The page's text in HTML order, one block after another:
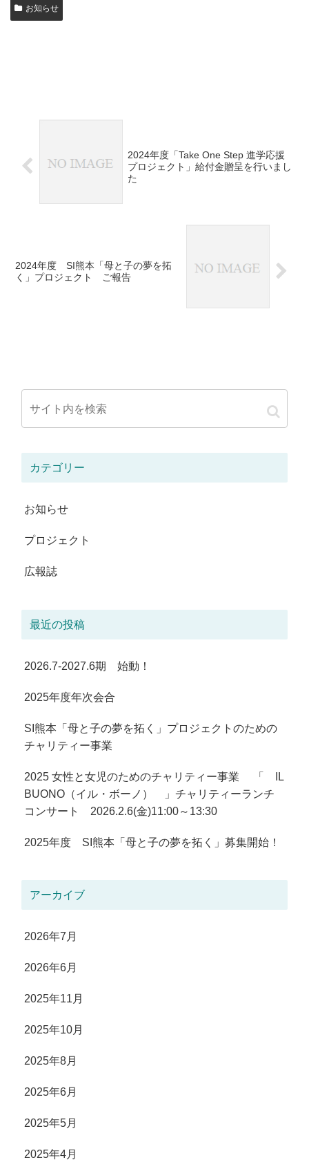
お知らせ
2024年度「Take One Step 進学応援
プロジェクト」給付金贈呈を行いまし
た
2024年度 SI熊本「母と子の夢を拓
く」プロジェクト ご報告
カテゴリー
お知らせ
プロジェクト
広報誌
最近の投稿
2026.7-2027.6期 始動！
2025年度年次会合
SI熊本「母と子の夢を拓く」プロジェクトのための
チャリティー事業
2025 女性と女児のためのチャリティー事業 「 IL
BUONO（イル・ボーノ） 」チャリティーランチ
コンサート 2026.2.6(金)11:00～13:30
2025年度 SI熊本「母と子の夢を拓く」募集開始！
アーカイブ
2026年7月
2026年6月
2025年11月
2025年10月
2025年8月
2025年6月
2025年5月
2025年4月